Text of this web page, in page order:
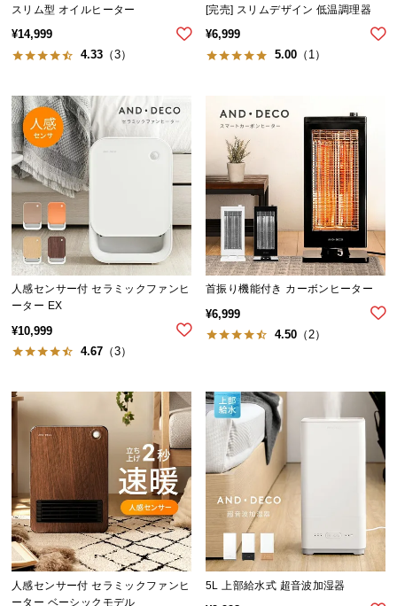
い
経
路
に
つ
い
て
品・
キ
ン
セ
に
つ
い
て
保
証
に
つ
スリム型 オイルヒーター
¥14,999
4.33 （3）
[完売] スリムデザイン 低温調理器
¥6,999
5.00 （1）
人感センサー付 セラミックファンヒ
ーター EX
¥10,999
4.67 （3）
首振り機能付き カーボンヒーター
¥6,999
4.50 （2）
人感センサー付 セラミックファンヒ
ーター ベーシックモデル
5L 上部給水式 超音波加湿器